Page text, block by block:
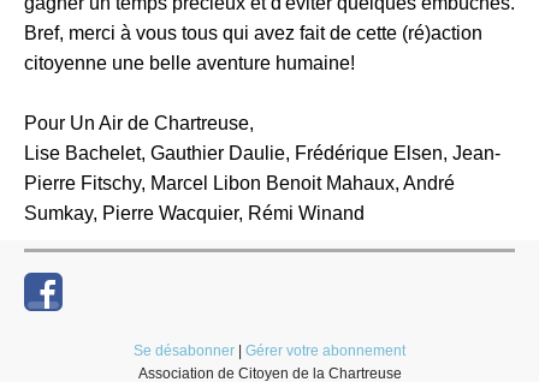
Bref, merci à vous tous qui avez fait de cette (ré)action
citoyenne une belle aventure humaine!
Pour Un Air de Chartreuse,
Lise Bachelet, Gauthier Daulie, Frédérique Elsen, Jean-
Pierre Fitschy, Marcel Libon Benoit Mahaux, André
Sumkay, Pierre Wacquier, Rémi Winand
Se désabonner
Gérer votre abonnement
Association de Citoyen de la Chartreuse